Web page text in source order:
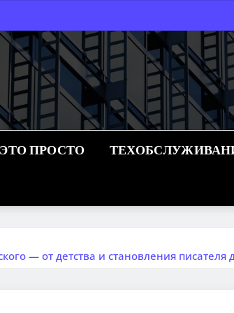
ПРОСТО
— от детства и становления